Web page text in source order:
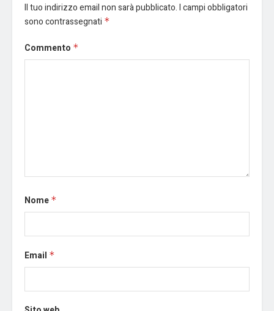
Il tuo indirizzo email non sarà pubblicato.I campi obbligatori
sono contrassegnati *
Commento *
Nome *
Email *